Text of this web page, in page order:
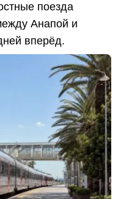
поезда
Анапой и
вперёд.